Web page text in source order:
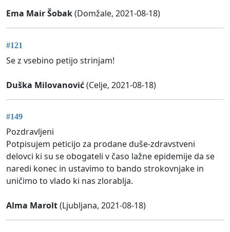
Ema Mair Šobak(Domžale, 2021-08-18)
#121
Se z vsebino petijo strinjam!
Duška Milovanović(Celje, 2021-08-18)
#149
Pozdravljeni
Potpisujem peticijo za prodane duše-zdravstveni
delovci ki su se obogateli v časo lažne epidemije da se
naredi konec in ustavimo to bando strokovnjake in
uničimo to vlado ki nas zlorablja.
Alma Marolt(Ljubljana, 2021-08-18)